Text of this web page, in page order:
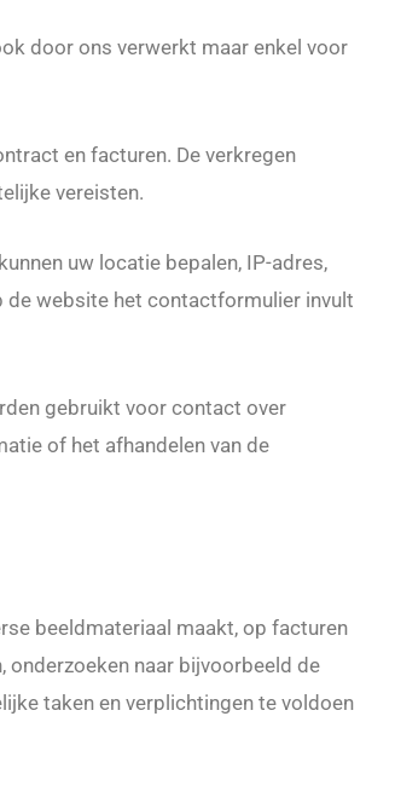
door ons verwerkt maar enkel voor
en facturen. De verkregen
vereisten.
uw locatie bepalen, IP-adres,
de website het contactformulier invult
gebruikt voor contact over
of het afhandelen van de
beeldmateriaal maakt, op facturen
naar bijvoorbeeld de
taken en verplichtingen te voldoen